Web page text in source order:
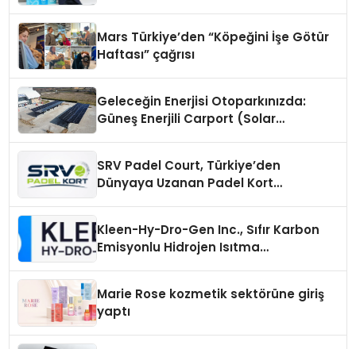
Mars Türkiye’den “Köpeğini İşe Götür
Haftası” çağrısı
Geleceğin Enerjisi Otoparkınızda:
Güneş Enerjili Carport (Solar
SRV Padel Court, Türkiye’den
Dünyaya Uzanan Padel Kort
Kleen-Hy-Dro-Gen Inc., Sıfır Karbon
Emisyonlu Hidrojen Isıtma
Marie Rose kozmetik sektörüne giriş
yaptı